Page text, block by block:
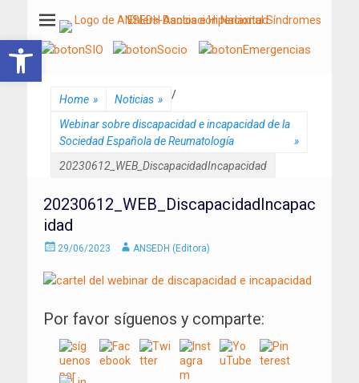
ANSEDH
Asociación Nacional del Síndrome de Ehlers-Danlos e Hiperlaxitud
Home » Noticias » /
Webinar sobre discapacidad e incapacidad de la
Sociedad Española de Reumatología
»
20230612_WEB_DiscapacidadIncapacidad
20230612_WEB_DiscapacidadIncapac
idad
Enviado
29/06/2023 AutorANSEDH (Editora)
Por favor síguenos y comparte:
Abrir barra de herramientas